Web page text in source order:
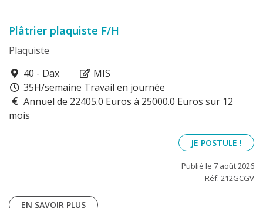
Plâtrier plaquiste F/H
Plaquiste
40100
40 - Dax
MIS
35H/semaine Travail en journée
Annuel de 22405.0 Euros à 25000.0 Euros sur 12
mois
JE POSTULE !
Publié le 7 août 2026
Réf. 212GCGV
EN SAVOIR PLUS